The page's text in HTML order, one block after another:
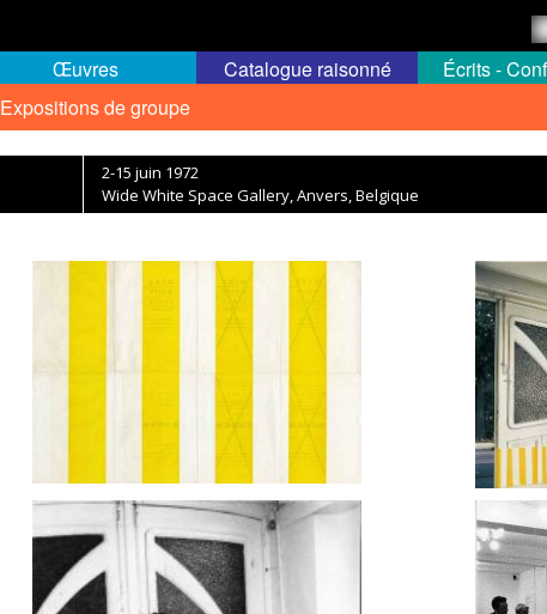
Expositions de groupe
Œuvres Catalogue raisonné Écrits -
2-15 juin 1972
Wide White Space Gallery, Anvers, Belgique